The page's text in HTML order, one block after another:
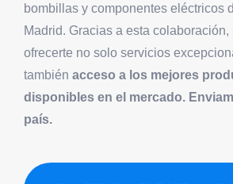
bombillas y componentes eléctricos
Madrid. Gracias a esta colaboración,
ofrecerte no solo servicios
también acceso a los mejores
disponibles en el mercado.
país.